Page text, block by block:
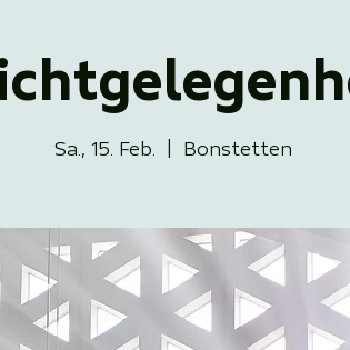
Sa., 15. Feb. Bonstetten